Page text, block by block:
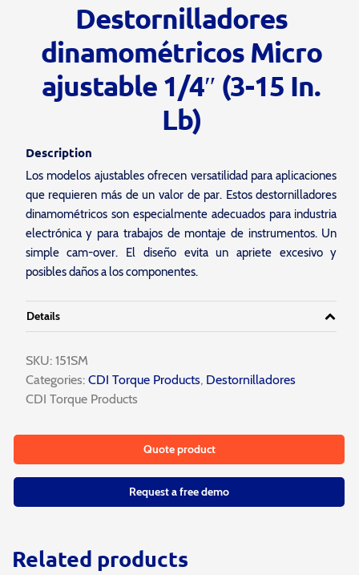
Destornilladores
dinamométricos Micro
ajustable 1/4″ (3-15 In.
Lb)
Description
Los modelos ajustables ofrecen versatilidad para aplicaciones
que requieren más de un valor de par. Estos destornilladores
dinamométricos son especialmente adecuados para industria
electrónica y para trabajos de montaje de instrumentos. Un
simple cam-over. El diseño evita un apriete excesivo y
posibles daños a los componentes.
Details
SKU: 151SM
Categories:CDI Torque Products, Destornilladores
CDI Torque Products
Quote product
Request a free demo
Related products